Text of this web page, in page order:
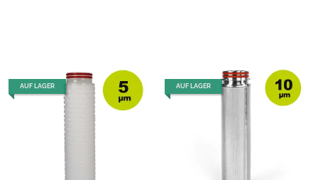
AUF LAGER AUF LAGER